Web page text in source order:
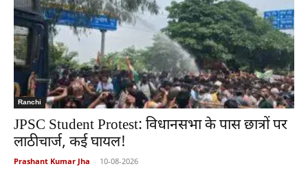
Ranchi
JPSC Student Protest: विधानसभा के पास छात्रों पर
लाठीचार्ज, कई घायल!
Prashant Kumar Jha - 10-08-2026